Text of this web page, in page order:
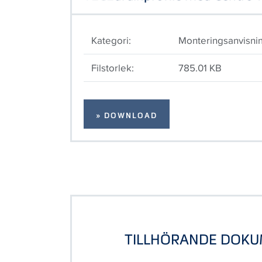
Kategori:
Filstorlek:
785.01 KB
» DOWNLOAD
TILLHÖRANDE